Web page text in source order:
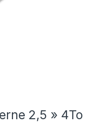
2,5 » 4To